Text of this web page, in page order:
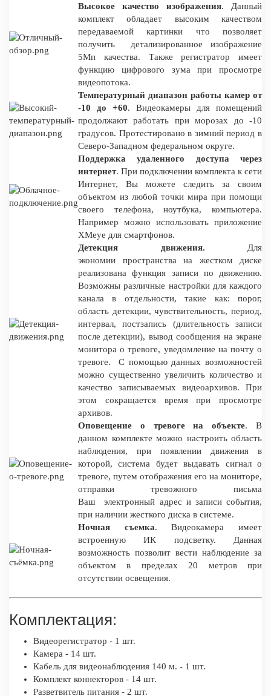
Высокое качество изображения. Данный
комплект обладает высоким качеством
передаваемой картинки что позволяет
получить детализированное изображение
5Мп качества. Также регистратор имеет
функцию цифрового зума при просмотре
видеопотока.
Температурный диапазон работы камер от
-10 до +60. Видеокамеры для помещений
продолжают работать при морозах до -10
градусов. Протестировано в зимний период в
Северо-Западном федеральном округе.
Поддержка удаленного доступа через
интернет. При подключении комплекта к сети
Интернет, Вы можете следить за своим
объектом из любой точки мира при помощи
своего телефона, ноутбука, компьютера.
Например можно использовать приложение
XMeye для смартфонов.
Детекция движения. Для
экономии пространства на жестком диске
реализована функция записи по движению.
Возможны различные настройки для каждого
канала в отдельности, такие как: порог,
область детекции, чувствительность, период,
интервал, постзапись (длительность записи
после детекции), вывод сообщения на экране
монитора о тревоге, уведомление на почту о
тревоге. С помощью данных возможностей
можно существенно увеличить количество и
качество записываемых видеоархивов. При
этом сокращается время при просмотре
архивов.
Оповещение о тревоге на объекте. В
данном комплекте можно настроить область
наблюдения, при появлении движения в
которой, система будет выдавать сигнал о
тревоге, путем отображения его на мониторе,
отправки тревожного письма
Ваш электронный адрес и записи события,
при наличии жесткого диска в системе.
Ночная съемка. Видеокамера имеет
встроенную ИК подсветку. Данная
возможность позволит вести наблюдение за
объектом в пределах 20 метров при
отсутствии освещения.
Комплектация:
Видеорегистратор - 1 шт.
Камера - 14 шт.
Кабель для видеонаблюдения 140 м. - 1 шт.
Комплект коннекторов - 14 шт.
Разветвитель питания - 2 шт.